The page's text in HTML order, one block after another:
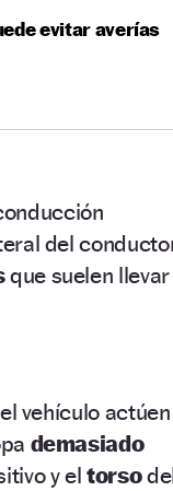
evitar averías
del
que suelen llevar
vehículo actúen
demasiado
y eltorso